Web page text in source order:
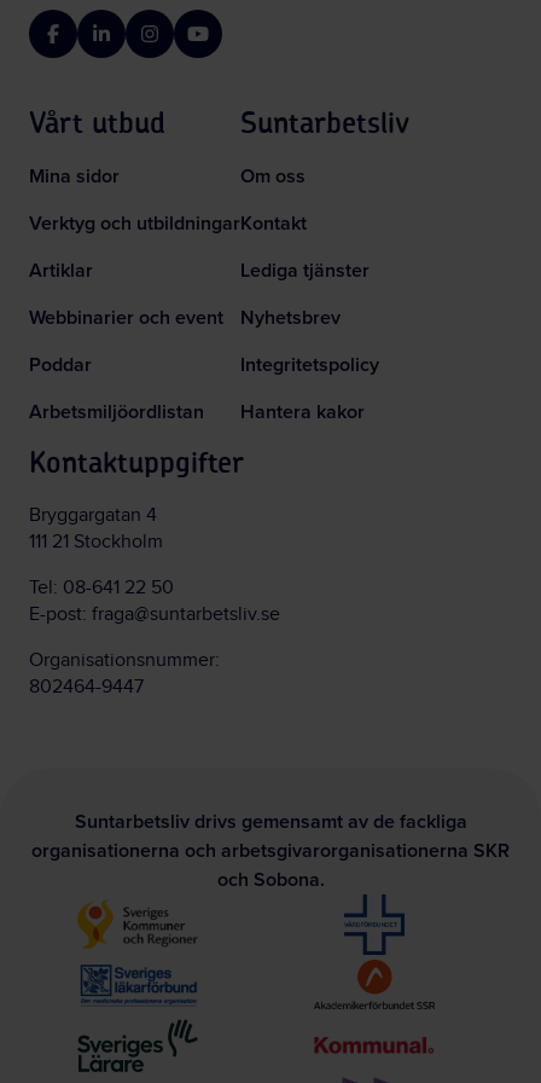
FacebookLinkedInInstagramYouTube
Vårt utbud
Mina sidor
Verktyg och utbildningar
Artiklar
Webbinarier och event
Poddar
Arbetsmiljöordlistan
Suntarbetsliv
Om oss
Kontakt
Lediga tjänster
Nyhetsbrev
Integritetspolicy
Hantera kakor
Kontaktuppgifter
Bryggargatan 4
111 21 Stockholm
Tel: 08-641 22 50
E-post: fraga@suntarbetsliv.se
Organisationsnummer:
802464-9447
Suntarbetsliv drivs gemensamt av de fackliga
organisationerna och arbetsgivarorganisationerna SKR
och Sobona.